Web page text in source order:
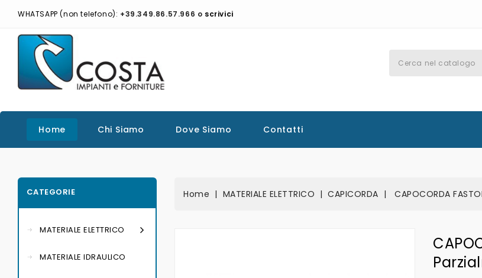
WHATSAPP (non telefono): +39.349.86.57.966 o scrivici
Home Chi Siamo Dove Siamo Contatti
CATEGORIE
MATERIALE ELETTRICO
MATERIALE IDRAULICO
Home MATERIALE ELETTRICO CAPICORDA CAPOCORDA